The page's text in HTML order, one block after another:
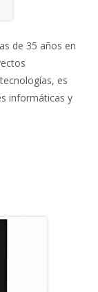
de 35 años en
es
informáticas y